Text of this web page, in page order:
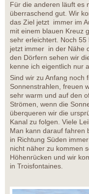
Für die anderen läuft es
überraschend gut. Wir
das Ziel jetzt immer im
mit einem blauen Kreuz
sehr erleichtert. Noch 55
jetzt immer in der Nähe
den Dörfern sehen wir
kenne ich eigentlich nur
Sind wir zu Anfang noch
Sonnenstrahlen, freuen
sehr warm und auf den
Strömen, wenn die
überqueren wir die
Kanal zu folgen. Viele
Man kann darauf fahren
in Richtung Süden
nicht näher zu kommen
Höhenrücken und wir
in Troisfontaines.